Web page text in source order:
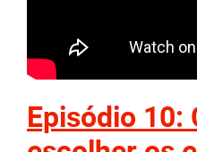
Episódio 10: